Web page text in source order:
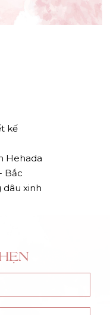
kế
Hehada
Bắc
dâu xinh